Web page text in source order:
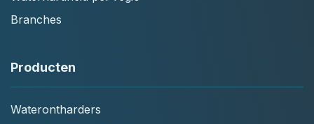
Branches
Producten
Waterontharders